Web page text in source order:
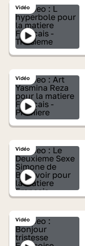
Vidéo
Vidéo
Vidéo
Vidéo